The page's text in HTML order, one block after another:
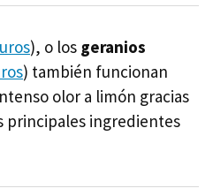
), o los geranios
) también funcionan
olor a limón gracias
principales ingredientes